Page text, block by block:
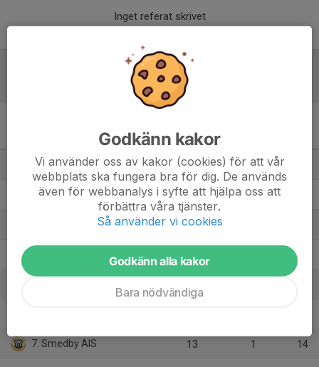
Inget referat skrivet
M
1. Kalmar FF 13 48
2. Jönköpings Södra IF 14 31
13
13 23
7. Smedby AIS 13 1 14
Godkänn kakor
Vi använder oss av kakor (cookies) för att vår
webbplats ska fungera bra för dig. De används
även för webbanalys i syfte att hjälpa oss att
förbättra våra tjänster.
Så använder vi cookies
Godkänn alla kakor
Bara nödvändiga